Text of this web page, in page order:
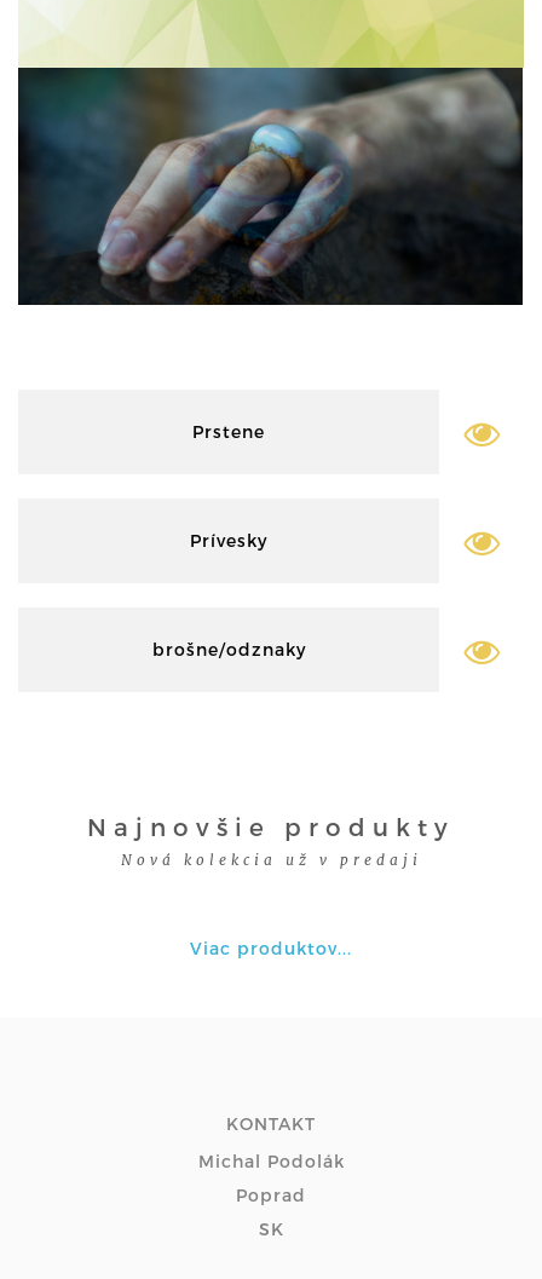
Prstene
Prívesky
brošne/odznaky
Najnovšie produkty
Nová kolekcia už v predaji
Viac produktov...
KONTAKT
Michal Podolák
Poprad
SK